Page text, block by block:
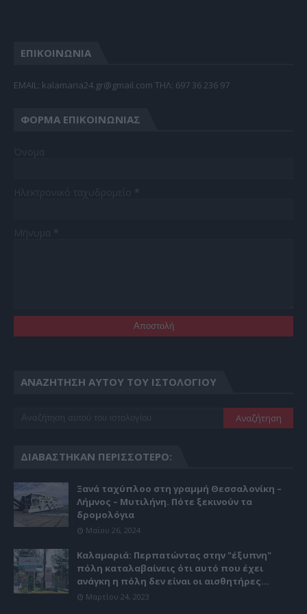
ΕΠΙΚΟΙΝΩΝΙΑ
EMAIL: kalamaria24.gr@gmail.com TΗΛ: 697 36 236 97
ΦΌΡΜΑ ΕΠΙΚΟΙΝΩΝΊΑΣ
ΑΝΑΖΉΤΗΣΗ ΑΥΤΟΎ ΤΟΥ ΙΣΤΟΛΟΓΊΟΥ
ΔΙΑΒΆΣΤΗΚΑΝ ΠΕΡΙΣΣΌΤΕΡΟ:
Ξανά ταχύπλοο στη γραμμή Θεσσαλονίκη –
Λήμνος – Μυτιλήνη. Πότε ξεκινούν τα
δρομολόγια
Μαΐου 26, 2024
Καλαμαριά: Περπατώντας στην "έξυπνη"
πόλη καταλαβαίνεις ότι αυτό που έχει
ανάγκη η πόλη δεν είναι οι αισθητήρες...
Μαρτίου 24, 2023